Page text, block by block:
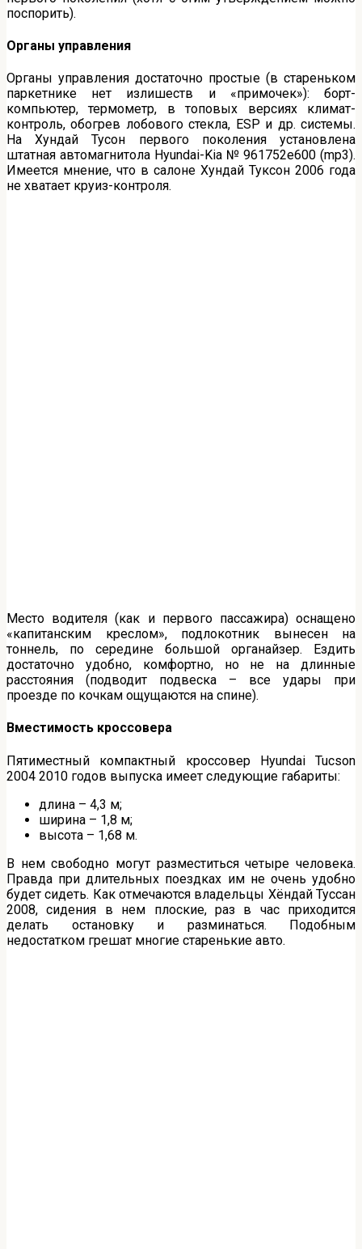
поспорить).
Органы управления
Органы управления достаточно простые (в стареньком
паркетнике нет излишеств и «примочек»): борт-
компьютер, термометр, в топовых версиях климат-
контроль, обогрев лобового стекла, ESP и др. системы.
На Хундай Тусон первого поколения установлена
штатная автомагнитола Hyundai-Kia № 961752e600 (mp3).
Имеется мнение, что в салоне Хундай Туксон 2006 года
не хватает круиз-контроля.
Место водителя (как и первого пассажира) оснащено
«капитанским креслом», подлокотник вынесен на
тоннель, по середине большой органайзер. Ездить
достаточно удобно, комфортно, но не на длинные
расстояния (подводит подвеска – все удары при
проезде по кочкам ощущаются на спине).
Вместимость кроссовера
Пятиместный компактный кроссовер Hyundai Tucson
2004 2010 годов выпуска имеет следующие габариты:
длина – 4,3 м;
ширина – 1,8 м;
высота – 1,68 м.
В нем свободно могут разместиться четыре человека.
Правда при длительных поездках им не очень удобно
будет сидеть. Как отмечаются владельцы Хёндай Туссан
2008, сидения в нем плоские, раз в час приходится
делать остановку и разминаться. Подобным
недостатком грешат многие старенькие авто.